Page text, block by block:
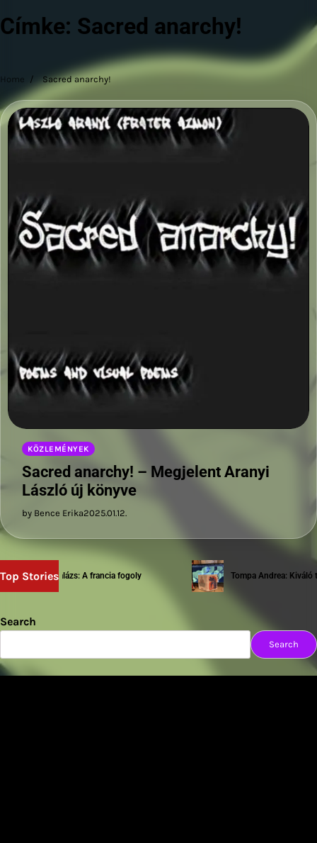
Címke: Sacred anarchy!
Home Sacred anarchy!
KÖZLEMÉNYEK
Sacred anarchy! – Megjelent Aranyi
László új könyve
by Bence Erika2025.01.12.
Top Stories
Sziwery Balázs: A francia fogoly Tompa Andrea: Kiváló
Search
Search